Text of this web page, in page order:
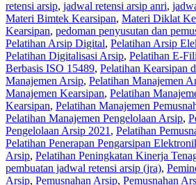
retensi arsip, jadwal retensi arsip anri,
Materi Bimtek Kearsipan, Materi Diklat
Kearsipan, pedoman penyusutan dan
Pelatihan Arsip Digital, Pelatihan Arsip
Pelatihan Digitalisasi Arsip, Pelatihan E-
Berbasis ISO 15489, Pelatihan Kearsipan
Manajemen Arsip, Pelatihan Manajemen
Manajemen Kearsipan, Pelatihan
Kearsipan, Pelatihan Manajemen
Pelatihan Manajemen Pengelolaan Arsip,
Pengelolaan Arsip 2021 , Pelatihan
Pelatihan Penerapan Pengarsipan
Arsip, Pelatihan Peningkatan Kinerja
pembuatan jadwal retensi arsip (jra),
Arsip, Pemusnahan Arsip, Pemusnahan